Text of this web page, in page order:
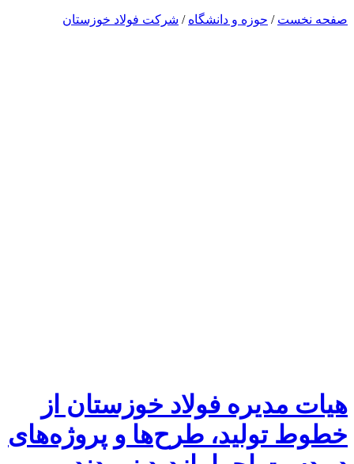
صفحه نخست / حوزه و دانشگاه / شرکت فولاد خوزستان
هیات مدیره فولاد خوزستان از
خطوط تولید، طرح‌ها و پروژه‌های